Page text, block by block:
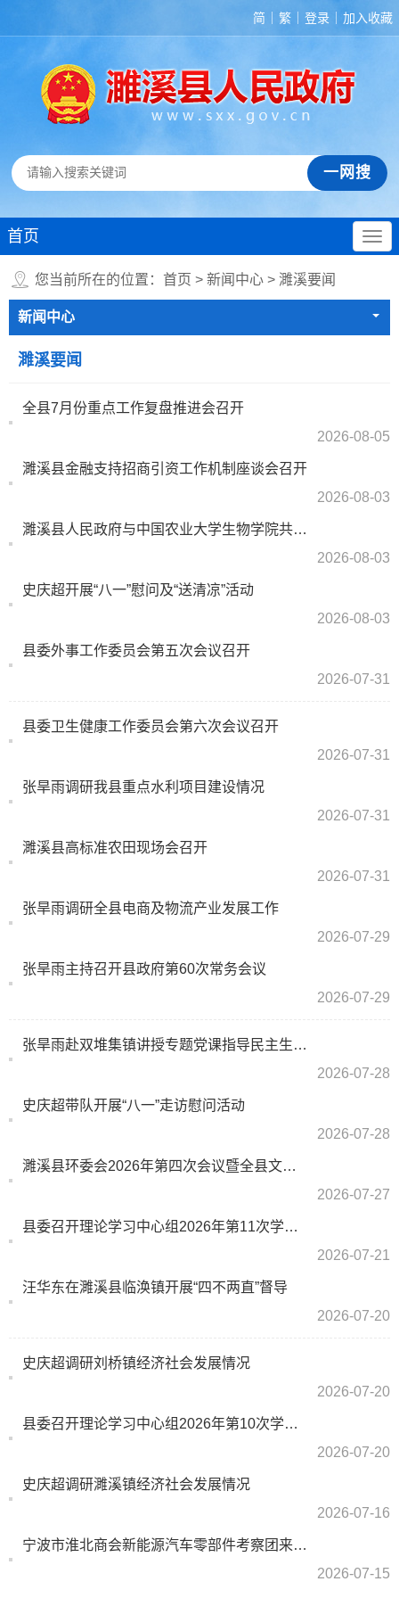
简 繁 登录 加入收藏
首页
您当前所在的位置： 首页 > 新闻中心 > 濉溪要闻
新闻中心
濉溪要闻
全县7月份重点工作复盘推进会召开
2026-08-05
濉溪县金融支持招商引资工作机制座谈会召开
2026-08-03
濉溪县人民政府与中国农业大学生物学院共建教授工作站合作协议签约仪式举行
2026-08-03
史庆超开展“八一”慰问及“送清凉”活动
2026-08-03
县委外事工作委员会第五次会议召开
2026-07-31
县委卫生健康工作委员会第六次会议召开
2026-07-31
张旱雨调研我县重点水利项目建设情况
2026-07-31
濉溪县高标准农田现场会召开
2026-07-31
张旱雨调研全县电商及物流产业发展工作
2026-07-29
张旱雨主持召开县政府第60次常务会议
2026-07-29
张旱雨赴双堆集镇讲授专题党课指导民主生活会并督导防汛备汛工作
2026-07-28
史庆超带队开展“八一”走访慰问活动
2026-07-28
濉溪县环委会2026年第四次会议暨全县文明创建工作推进会召开
2026-07-27
县委召开理论学习中心组2026年第11次学习研讨会议
2026-07-21
汪华东在濉溪县临涣镇开展“四不两直”督导
2026-07-20
史庆超调研刘桥镇经济社会发展情况
2026-07-20
县委召开理论学习中心组2026年第10次学习研讨会议
2026-07-20
史庆超调研濉溪镇经济社会发展情况
2026-07-16
宁波市淮北商会新能源汽车零部件考察团来濉溪考察
2026-07-15